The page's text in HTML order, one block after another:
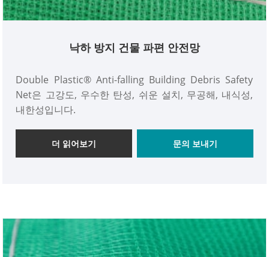
낙하 방지 건물 파편 안전망
Double Plastic® Anti-falling Building Debris Safety
Net은 고강도, 우수한 탄성, 쉬운 설치, 무공해, 내식성,
내한성입니다.
더 읽어보기 문의 보내기